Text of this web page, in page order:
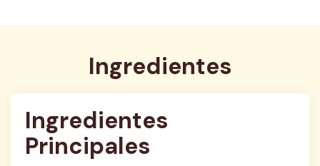
Ingredientes
Ingredientes
Principales